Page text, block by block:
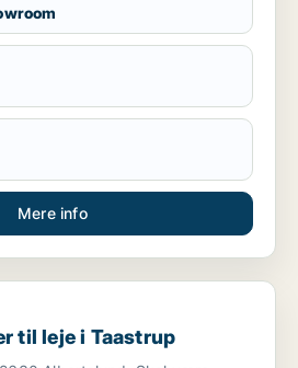
Mere info
i Taastrup
til leje i Taastrup